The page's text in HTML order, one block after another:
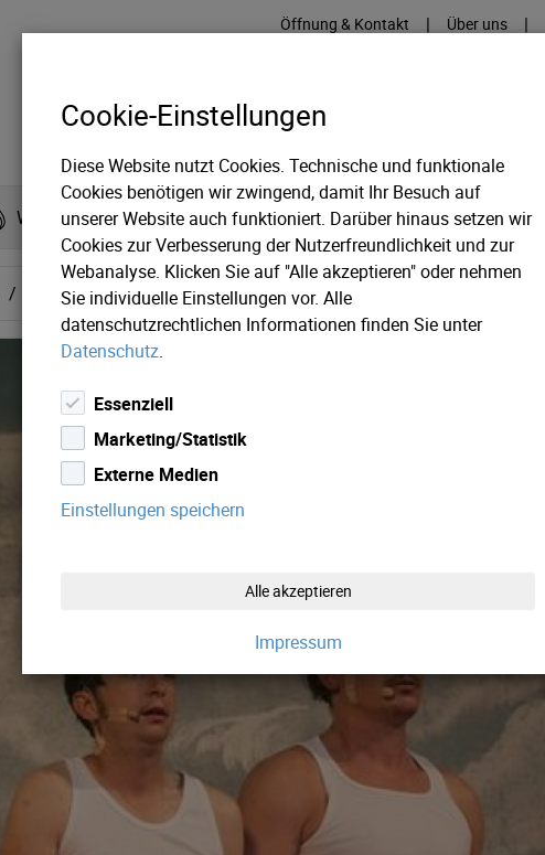
Öffnung & Kontakt | Über uns |
WÄRME KÄLTE IT
News 2018
Cookie-Einstellungen
Diese Website nutzt Cookies. Technische und funktionale
Cookies benötigen wir zwingend, damit Ihr Besuch auf
unserer Website auch funktioniert. Darüber hinaus setzen wir
Cookies zur Verbesserung der Nutzerfreundlichkeit und zur
Webanalyse. Klicken Sie auf "Alle akzeptieren" oder nehmen
Sie individuelle Einstellungen vor. Alle
datenschutzrechtlichen Informationen finden Sie unter
Datenschutz.
Essenziell
Marketing/Statistik
Externe Medien
Einstellungen speichern
Alle akzeptieren
Impressum